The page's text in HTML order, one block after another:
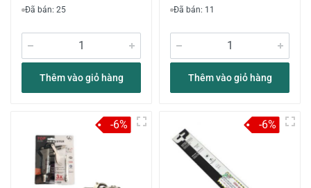
Đã bán: 25
Thêm vào giỏ hàng
Đã bán: 11
Thêm vào giỏ hàng
-6% -6%